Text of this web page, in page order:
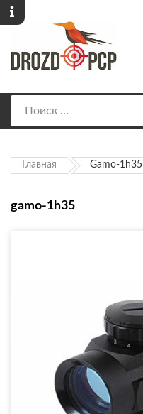
Главная Gamo-1h35
gamo-1h35